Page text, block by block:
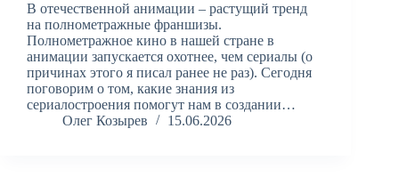
В отечественной анимации – растущий тренд
на полнометражные франшизы.
Полнометражное кино в нашей стране в
анимации запускается охотнее, чем сериалы (о
причинах этого я писал ранее не раз). Сегодня
поговорим о том, какие знания из
сериалостроения помогут нам в создании…
Олег Козырев
15.06.2026